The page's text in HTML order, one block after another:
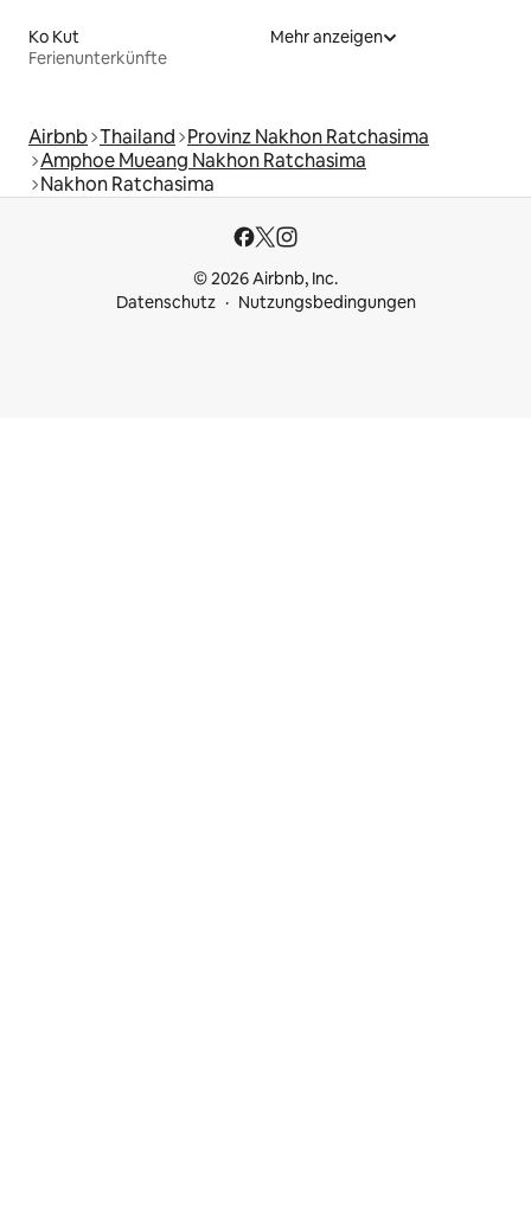
Ko Kut
Ferienunterkünfte
Mehr anzeigen
Airbnb Thailand Provinz Nakhon Ratchasima
Amphoe Mueang Nakhon Ratchasima
Nakhon Ratchasima
© 2026 Airbnb, Inc.
Datenschutz
Nutzungsbedingungen